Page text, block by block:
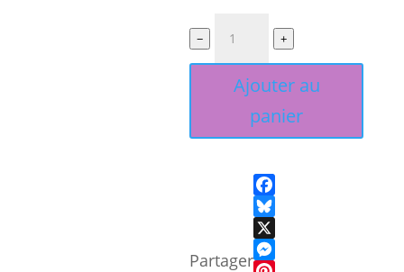
−
quantité
de
Badges
personnalisés
résine
+
Ajouter au
panier
Partager
F
a
c
B
lX